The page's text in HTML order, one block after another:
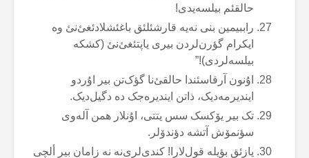
حالقئم بیلسەیدی!
راببیمین بنی نەیە قارشئلئق باغئشلادئغئ‌نئ وە
ایکرام گؤرن‌لردن بیری یاپتئغئ‌نئ (کشکە
بیلسەلردی)!”
اۇنون آرقاسئندا حالقئ‌نا گؤک‌تن بیر اۇردو
ایندیرمەدیک، ذاتن ایندیرەجک دە دگیل‌دیک.
تک بیر یۆکسک سس یتتی، اۇنلار همن آلەوی
سؤنمۆش آتشە دؤندۆلر.
یازئق بؤیلە قول‌لارا! کندی‌لری‌نە نە زامان بیر ألچی